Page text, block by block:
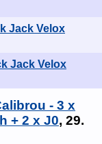
Jack Velox
Jack Velox
- 3 x
+ 2 x J0, 29.